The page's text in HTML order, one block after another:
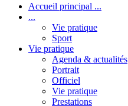
Accueil principal ...
...
Vie pratique
Sport
Vie pratique
Agenda & actualités
Portrait
Officiel
Vie pratique
Prestations